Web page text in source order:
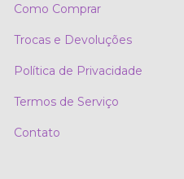
Como Comprar
Trocas e Devoluções
Política de Privacidade
Termos de Serviço
Contato